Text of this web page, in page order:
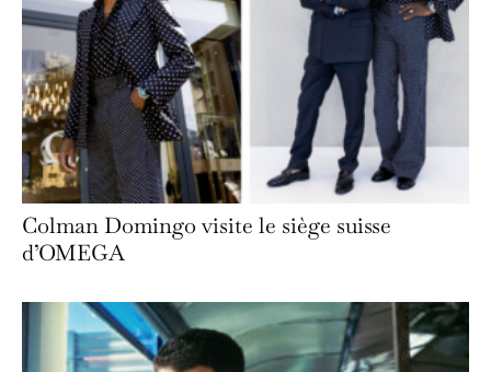
Colman Domingo visite le siège suisse
d’OMEGA